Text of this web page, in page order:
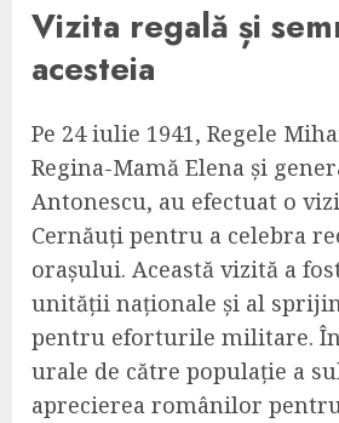
Vizita regală și
acesteia
Pe 24 iulie 1941, Regele
Regina-Mamă Elena și
Antonescu, au efectuat o
Cernăuți pentru a celebra
orașului. Această vizită a
unității naționale și al
pentru eforturile militare.
urale de către populație a
aprecierea românilor